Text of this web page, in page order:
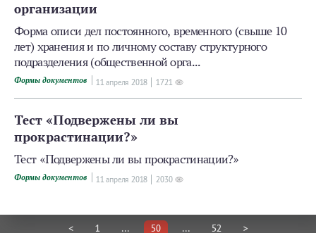
организации
Форма описи дел постоянного, временного (свыше 10
лет) хранения и по личному составу структурного
подразделения (общественной орга...
Формы документов 11 апреля 2018 1721
Тест «Подвержены ли вы
прокрастинации?»
Тест «Подвержены ли вы прокрастинации?»
Формы документов 11 апреля 2018 2030
< 1 ... 50 ... 52 >